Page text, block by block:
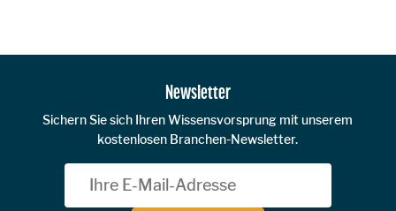
Newsletter
Sichern Sie sich Ihren Wissensvorsprung mit unserem
kostenlosen Branchen-Newsletter.